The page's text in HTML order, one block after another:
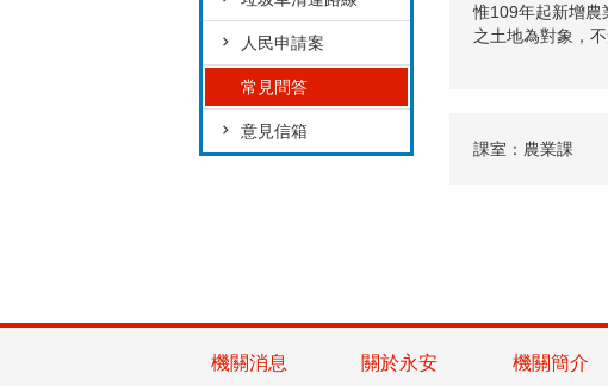
人民申請案
常見問答
意見信箱
惟109年起新增農
之土地為對象，
課室：農業課
機關消息 關於永安 機關簡介